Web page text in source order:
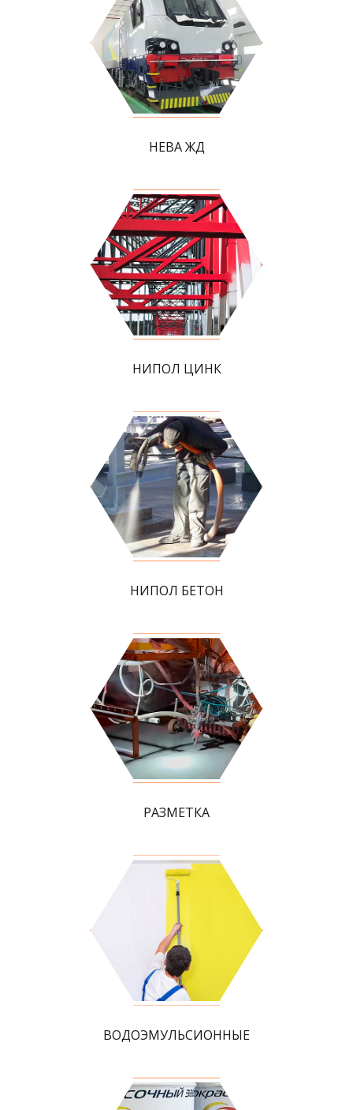
НЕВА ЖД
НИПОЛ ЦИНК
НИПОЛ БЕТОН
РАЗМЕТКА
ВОДОЭМУЛЬСИОННЫЕ